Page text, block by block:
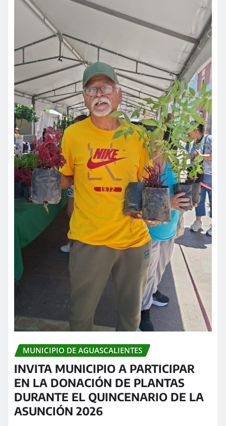
MUNICIPIO DE AGUASCALIENTES
INVITA MUNICIPIO A PARTICIPAR
EN LA DONACIÓN DE PLANTAS
DURANTE EL QUINCENARIO DE LA
ASUNCIÓN 2026